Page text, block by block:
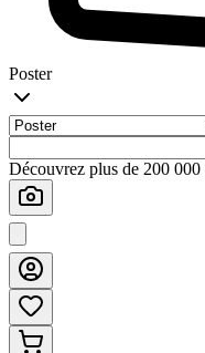
Poster
Découvrez plus de 200